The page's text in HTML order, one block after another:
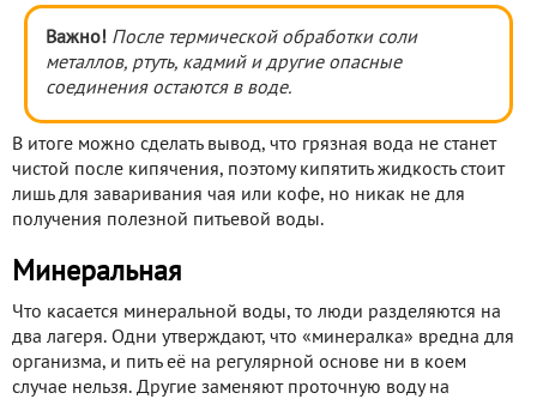
Важно! После термической обработки соли
металлов, ртуть, кадмий и другие опасные
соединения остаются в воде.
В итоге можно сделать вывод, что грязная вода не станет
чистой после кипячения, поэтому кипятить жидкость стоит
лишь для заваривания чая или кофе, но никак не для
получения полезной питьевой воды.
Минеральная
Что касается минеральной воды, то люди разделяются на
два лагеря. Одни утверждают, что «минералка» вредна для
организма, и пить её на регулярной основе ни в коем
случае нельзя. Другие заменяют проточную воду на